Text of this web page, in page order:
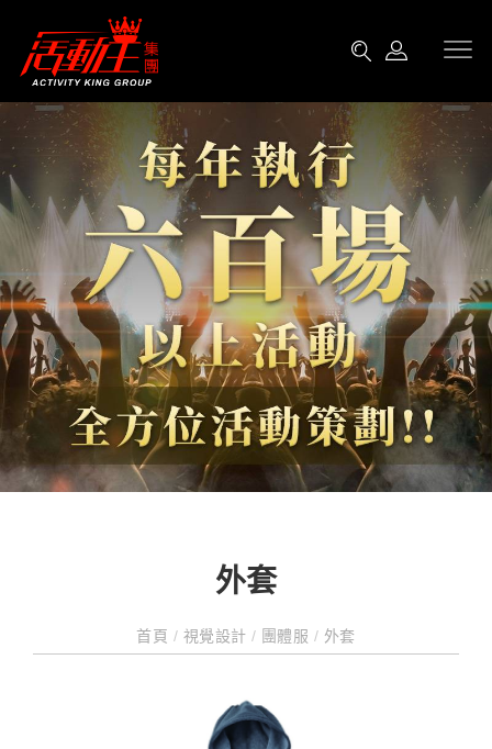
外套
首頁 / 視覺設計 / 團體服 / 外套